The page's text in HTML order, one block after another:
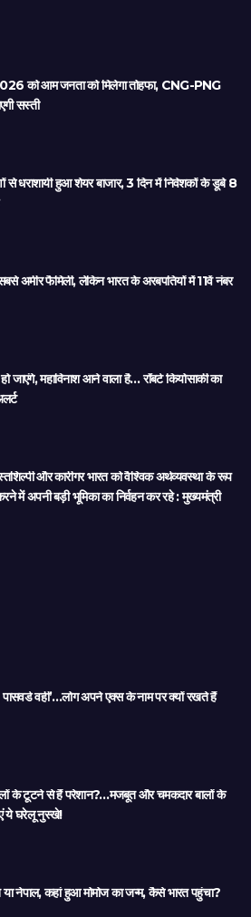
को आम जनता को मिलेगा तोहफा, CNG-PNG
सस्ती
से धराशायी हुआ शेयर बाजार, 3 दिन में निवेशकों के डूबे 8
अमीर फैमिली, लेकिन भारत के अरबपतियों में 11वें नंबर
हो जाएंगे, महाविनाश आने वाला है… रॉबर्ट कियोसाकी का
और कारीगर भारत को वैश्विक अर्थव्यवस्था के रूप
में अपनी बड़ी भूमिका का निर्वहन कर रहे : मुख्यमंत्री
पासवर्ड वही’…लोग अपने एक्स के नाम पर क्यों रखते हैं
के टूटने से हैं परेशान?…मजबूत और चमकदार बालों के
ये घरेलू नुस्खे!
या नेपाल, कहां हुआ मोमोज का जन्म, कैसे भारत पहुंचा?